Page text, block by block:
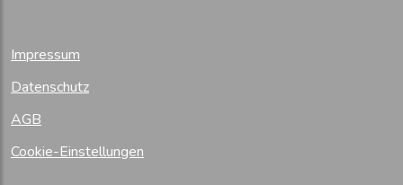
Impressum
Datenschutz
AGB
Cookie-Einstellungen